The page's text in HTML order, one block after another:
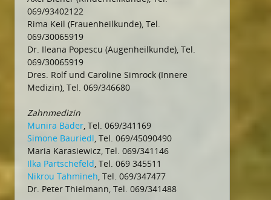
069/93402122
Rima Keil (Frauenheilkunde), Tel.
069/30065919
Dr. Ileana Popescu (Augenheilkunde), Tel.
069/30065919
Dres. Rolf und Caroline Simrock (Innere
Medizin), Tel. 069/346680
Zahnmedizin
Munira Bäder, Tel. 069/341169
Simone Bauriedl, Tel. 069/45090490
Maria Karasiewicz, Tel. 069/341146
Ilka Partschefeld, Tel. 069 345511
Nikrou Tahmineh, Tel. 069/347477
Dr. Peter Thielmann, Tel. 069/341488